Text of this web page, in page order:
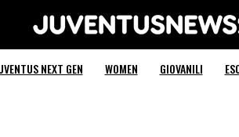
Juventus News 24
NEXT GEN WOMEN GIOVANILI